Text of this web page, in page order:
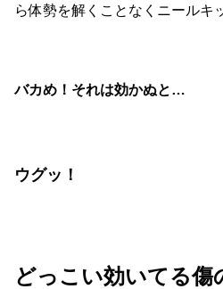
ら体勢を解くことなくニールキ
バカめ！それは効かぬと…
ウグッ！
どっこい効いてる傷